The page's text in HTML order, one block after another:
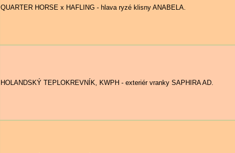
QUARTER HORSE x HAFLING - hlava ryzé klisny ANABELA.
HOLANDSKÝ TEPLOKREVNÍK, KWPH - exteriér vranky SAPHIRA AD.